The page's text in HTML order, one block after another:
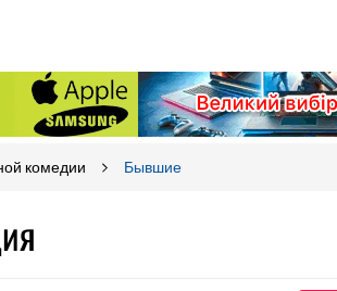
комедии Бывшие